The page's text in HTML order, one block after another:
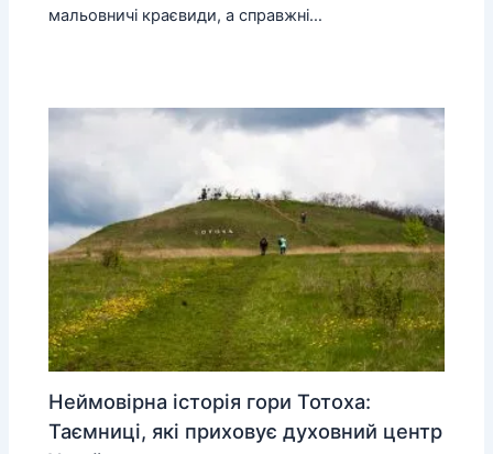
мальовничі краєвиди, а справжні…
Неймовірна історія гори Тотоха:
Таємниці, які приховує духовний центр